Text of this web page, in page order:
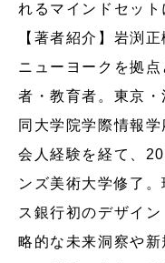
れるマインドセット
【著者紹介】岩渕正
ニューヨークを拠
者・教育者。東京・
同大学院学際情報
会人経験を経て、
ンズ美術大学修了
ス銀行初のデザイ
略的な未来洞察や